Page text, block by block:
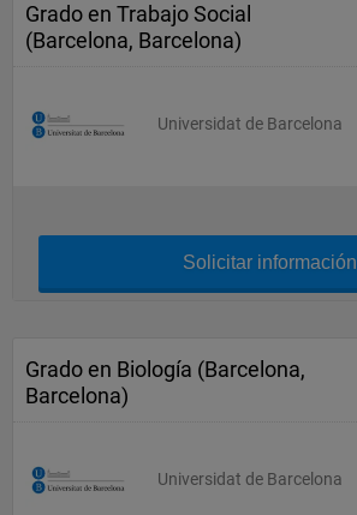
Grado en Trabajo Social
(Barcelona, Barcelona)
Universidat de Barcelona
Solicitar información
Grado en Biología (Barcelona,
Barcelona)
Universidat de Barcelona